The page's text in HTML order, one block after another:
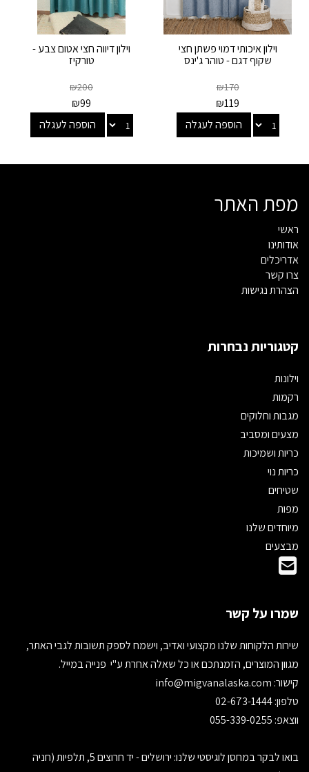
וילון איכותי דמוי פשתן חצי
שקוף דגם - טוהר ג'ינס
₪170
₪119
הוספה לעגלה
וילון דיווה חצי אטום צבע -
טורקיז
₪200
₪99
הוספה לעגלה
מפת האתר
ראשי
אודותינו
אדריכלים
צרו קשר
הצהרת נגישות
קטגוריות נבחרות
וילונות
רקמות
מגבות וחלוקים
מצעים ומסביב
כריות ושמיכות
כריות נוי
שטיחים
מפות
מיוחדים שלנו
מבצעים
שמרו על קשר
שירות הלקוחות שלנו מקצועי ואדיב, וישמח לספק תשובות לגבי האתר,
מגוון המוצרים, הזמנתכם או כל שאלה אחרת ע"י פנייה במייל.
קישור:
טלפון: 02-673-1444
ווצאפ: 055-339-0255
בואו לבקר במחסן לוגיסטי שלנו: ירושלים - יד חרוצים 5, תלפיות (חניה